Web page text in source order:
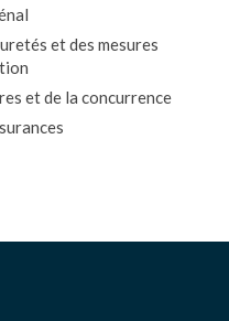
et des mesures
et de la concurrence